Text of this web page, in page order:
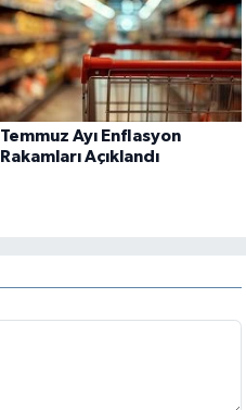
Temmuz Ayı Enflasyon
Rakamları Açıklandı